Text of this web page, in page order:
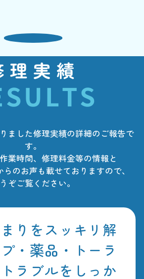
理実績
ました修理実績の詳細のご報告で
す。
業時間、修理料金等の情報と
のお声も載せておりますので、
ぞご覧ください。
りをスッキリ解
・薬品・トーラ
ラブルをしっか